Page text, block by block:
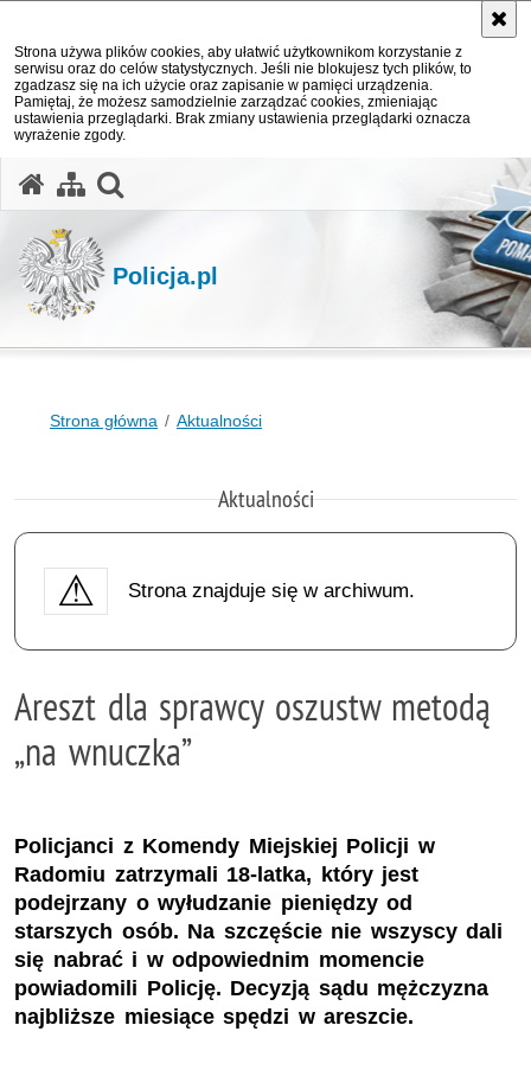
Strona używa plików cookies, aby ułatwić użytkownikom korzystanie z
serwisu oraz do celów statystycznych. Jeśli nie blokujesz tych plików, to
zgadzasz się na ich użycie oraz zapisanie w pamięci urządzenia.
Pamiętaj, że możesz samodzielnie zarządzać cookies, zmieniając
ustawienia przeglądarki. Brak zmiany ustawienia przeglądarki oznacza
wyrażenie zgody.
Policja.pl
Strona główna Aktualności
Aktualności
Strona znajduje się w archiwum.
Areszt dla sprawcy oszustw metodą
„na wnuczka”
Policjanci z Komendy Miejskiej Policji w
Radomiu zatrzymali 18-latka, który jest
podejrzany o wyłudzanie pieniędzy od
starszych osób. Na szczęście nie wszyscy dali
się nabrać i w odpowiednim momencie
powiadomili Policję. Decyzją sądu mężczyzna
najbliższe miesiące spędzi w areszcie.